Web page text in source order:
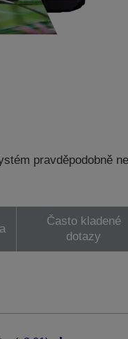
pravděpodobně
Často kladené
dotazy